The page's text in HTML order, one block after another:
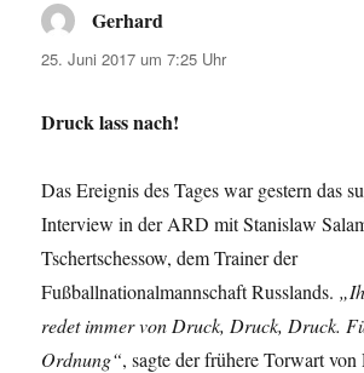
Gerhard
25. Juni 2017 um 7:25 Uhr
Druck lass nach!
Das Ereignis des Tages war gestern das
Interview in der ARD mit Stanislaw
Tschertschessow, dem Trainer der
Fußballnationalmannschaft Russlands.
redet immer von Druck, Druck, Druck.
Ordnung“, sagte der frühere Torwart